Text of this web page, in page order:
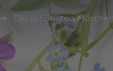
Die schönsten